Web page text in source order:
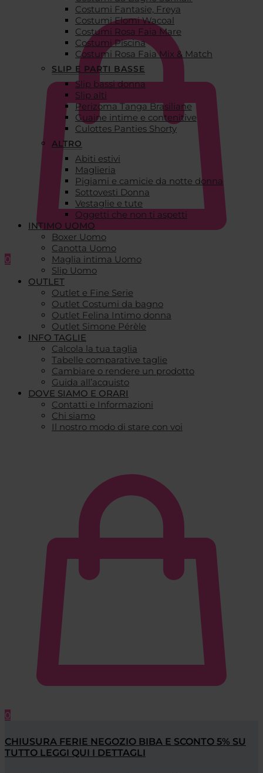
0
Costumi Fantasie, Freya
Costumi Elomi Wacoal
Costumi Rosa Faia Mare
Costumi Piscina
Costumi Rosa Faia Mix & Match
SLIP E PARTI BASSE
Slip bassi donna
Slip alti
Perizoma Tanga Brasiliane
Guaine intime e contenitive
Culottes Panties Shorty
ALTRO
Abiti estivi
Maglieria
Pigiami e camicie da notte donna
Sottovesti Donna
Vestaglie e tute
Oggetti che non ti aspetti
INTIMO UOMO
Boxer Uomo
Canotta Uomo
Maglia intima Uomo
Slip Uomo
OUTLET
Outlet e Fine Serie
Outlet Costumi da bagno
Outlet Felina Intimo donna
Outlet Simone Pérèle
INFO TAGLIE
Calcola la tua taglia
Tabelle comparative taglie
Cambiare o rendere un prodotto
Guida all’acquisto
DOVE SIAMO E ORARI
Contatti e Informazioni
Chi siamo
Il nostro modo di stare con voi
0
CHIUSURA FERIE NEGOZIO BIBA E SCONTO 5% SU
TUTTO LEGGI QUI I DETTAGLI